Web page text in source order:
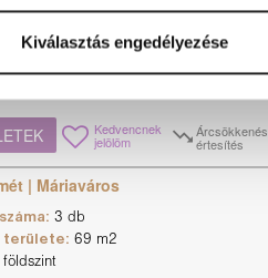
Kiválasztás engedélyezése
a piacon!
az Erzsébet Lakóparkban
Ha egy modern, kertkapcsolatos
Kedvencnek
jelölöm
Árcsökkenés
értesítés
| Máriaváros
3 db
területe:69 m2
földszint